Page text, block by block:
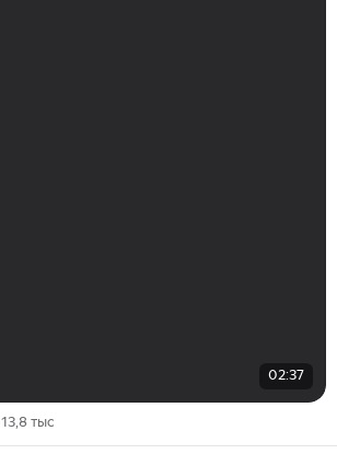
02:37
13,8 тыс